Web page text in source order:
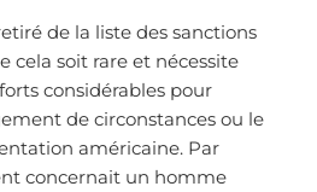
de la liste des sanctions
cela soit rare et nécessite
considérables pour
de circonstances ou le
américaine. Par
concernait un homme